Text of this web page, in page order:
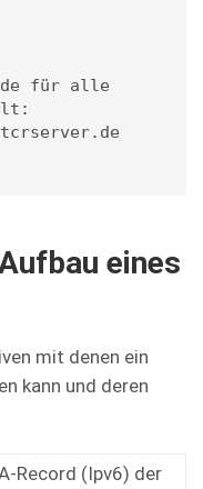
für alle
eines
mit denen ein
kann und deren
Record (Ipv6) der